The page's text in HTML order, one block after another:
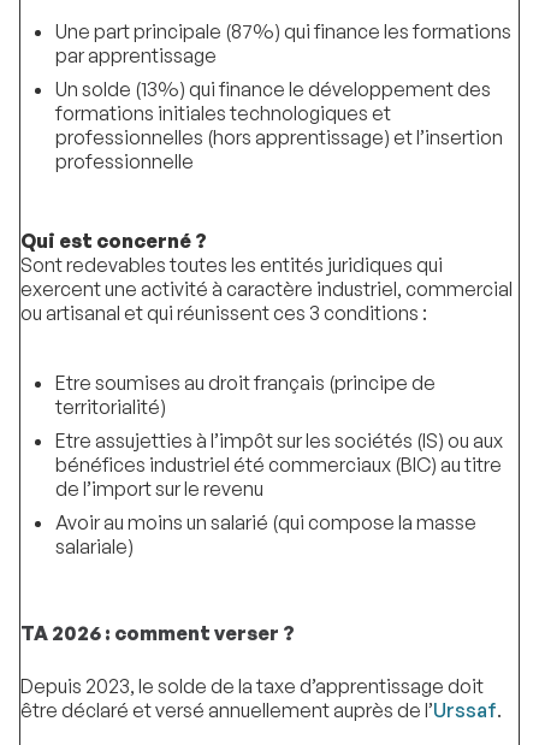
Une part principale (87%) qui finance les formations
par apprentissage
Un solde (13%) qui finance le développement des
formations initiales technologiques et
professionnelles (hors apprentissage) et l’insertion
professionnelle
Qui est concerné ?
Sont redevables toutes les entités juridiques qui
exercent une activité à caractère industriel, commercial
ou artisanal et qui réunissent ces 3 conditions :
Etre soumises au droit français (principe de
territorialité)
Etre assujetties à l’impôt sur les sociétés (IS) ou aux
bénéfices industriel été commerciaux (BIC) au titre
de l’import sur le revenu
Avoir au moins un salarié (qui compose la masse
salariale)
TA 2026 : comment verser ?
Depuis 2023, le solde de la taxe d’apprentissage doit
être déclaré et versé annuellement auprès de l’Urssaf.